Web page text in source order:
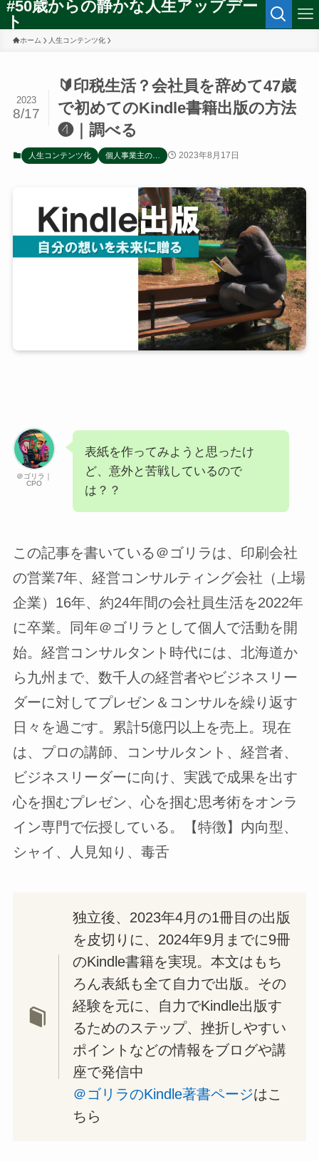
#50歳からの静かな人生アップデー
ト
ホーム 人生コンテンツ化
🔰印税生活？会社員を辞めて47歳
で初めてのKindle書籍出版の方法
❹｜調べる
2023
8/17
人生コンテンツ化 個人事業主の… 2023年8月17日
＠ゴリラ｜
CPO
表紙を作ってみようと思ったけ
ど、意外と苦戦しているので
は？？
この記事を書いている＠ゴリラは、印刷会社
の営業7年、経営コンサルティング会社（上場
企業）16年、約24年間の会社員生活を2022年
に卒業。同年＠ゴリラとして個人で活動を開
始。経営コンサルタント時代には、北海道か
ら九州まで、数千人の経営者やビジネスリー
ダーに対してプレゼン＆コンサルを繰り返す
日々を過ごす。累計5億円以上を売上。現在
は、プロの講師、コンサルタント、経営者、
ビジネスリーダーに向け、実践で成果を出す
心を掴むプレゼン、心を掴む思考術をオンラ
イン専門で伝授している。【特徴】内向型、
シャイ、人見知り、毒舌
独立後、2023年4月の1冊目の出版
を皮切りに、2024年9月までに9冊
のKindle書籍を実現。本文はもち
ろん表紙も全て自力で出版。その
経験を元に、自力でKindle出版す
るためのステップ、挫折しやすい
ポイントなどの情報をブログや講
座で発信中
＠ゴリラのKindle著書ページはこ
ちら